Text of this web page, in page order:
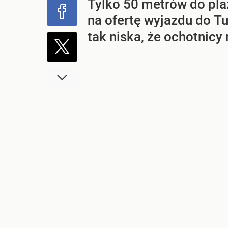
Tylko 50 metrów do
na ofertę wyjazdu do
tak niska, że ochotnicy